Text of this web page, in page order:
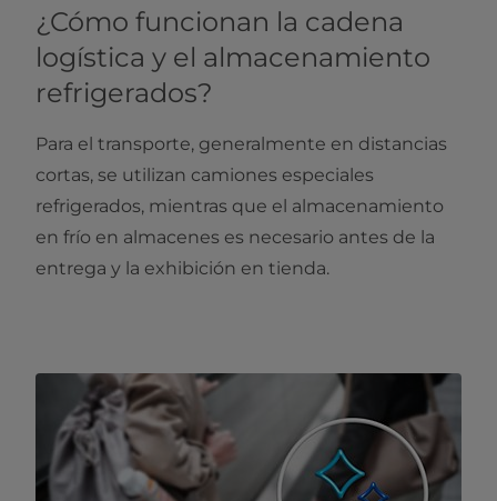
¿Cómo funcionan la cadena
logística y el almacenamiento
refrigerados?
Para el transporte, generalmente en distancias
cortas, se utilizan camiones especiales
refrigerados, mientras que el almacenamiento
en frío en almacenes es necesario antes de la
entrega y la exhibición en tienda.